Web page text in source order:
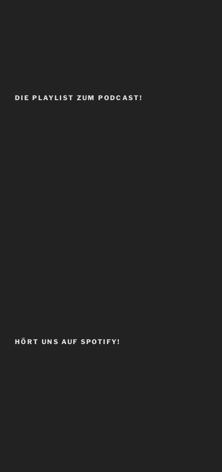
DIE PLAYLIST ZUM PODCAST!
HÖRT UNS AUF SPOTIFY!